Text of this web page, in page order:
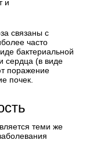
и
связаны с
часто
бактериальной
сердца (в виде
поражение
почек.
теми же